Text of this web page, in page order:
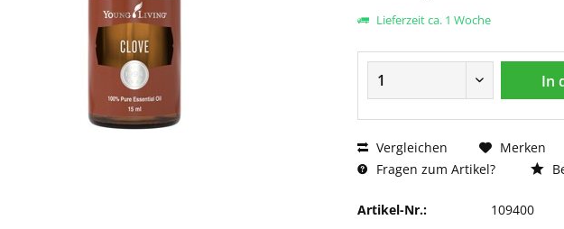
Lieferzeit ca. 1 Woche
In
Vergleichen
Merken
Fragen zum Artikel?
Artikel-Nr.: 109400